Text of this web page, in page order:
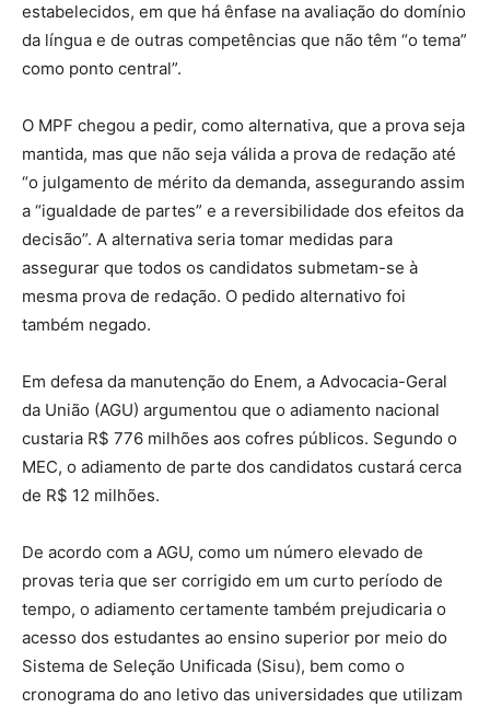
estabelecidos, em que há ênfase na avaliação do domínio
da língua e de outras competências que não têm “o tema”
como ponto central”.
O MPF chegou a pedir, como alternativa, que a prova seja
mantida, mas que não seja válida a prova de redação até
“o julgamento de mérito da demanda, assegurando assim
a “igualdade de partes” e a reversibilidade dos efeitos da
decisão”. A alternativa seria tomar medidas para
assegurar que todos os candidatos submetam-se à
mesma prova de redação. O pedido alternativo foi
também negado.
Em defesa da manutenção do Enem, a Advocacia-Geral
da União (AGU) argumentou que o adiamento nacional
custaria R$ 776 milhões aos cofres públicos. Segundo o
MEC, o adiamento de parte dos candidatos custará cerca
de R$ 12 milhões.
De acordo com a AGU, como um número elevado de
provas teria que ser corrigido em um curto período de
tempo, o adiamento certamente também prejudicaria o
acesso dos estudantes ao ensino superior por meio do
Sistema de Seleção Unificada (Sisu), bem como o
cronograma do ano letivo das universidades que utilizam